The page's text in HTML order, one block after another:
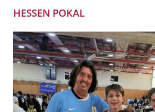
HESSEN POKAL